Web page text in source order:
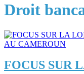
Droit
FOCUS SUR